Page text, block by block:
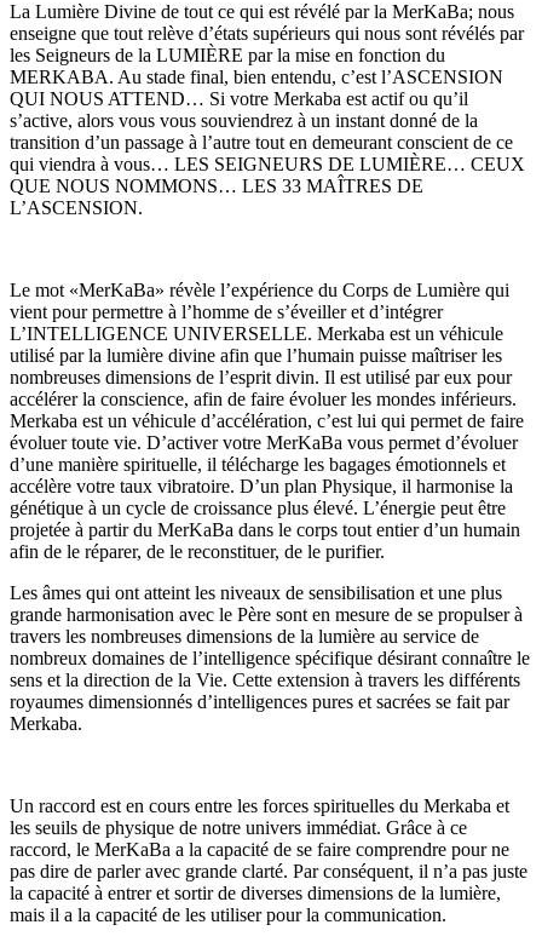
La Lumière Divine de tout ce qui est révélé par la MerKaBa; nous
enseigne que tout relève d’états supérieurs qui nous sont révélés par
les Seigneurs de la LUMIÈRE par la mise en fonction du
MERKABA. Au stade final, bien entendu, c’est l’ASCENSION
QUI NOUS ATTEND… Si votre Merkaba est actif ou qu’il
s’active, alors vous vous souviendrez à un instant donné de la
transition d’un passage à l’autre tout en demeurant conscient de ce
qui viendra à vous… LES SEIGNEURS DE LUMIÈRE… CEUX
QUE NOUS NOMMONS… LES 33 MAÎTRES DE
L’ASCENSION.
Le mot «MerKaBa» révèle l’expérience du Corps de Lumière qui
vient pour permettre à l’homme de s’éveiller et d’intégrer
L’INTELLIGENCE UNIVERSELLE. Merkaba est un véhicule
utilisé par la lumière divine afin que l’humain puisse maîtriser les
nombreuses dimensions de l’esprit divin. Il est utilisé par eux pour
accélérer la conscience, afin de faire évoluer les mondes inférieurs.
Merkaba est un véhicule d’accélération, c’est lui qui permet de faire
évoluer toute vie. D’activer votre MerKaBa vous permet d’évoluer
d’une manière spirituelle, il télécharge les bagages émotionnels et
accélère votre taux vibratoire. D’un plan Physique, il harmonise la
génétique à un cycle de croissance plus élevé. L’énergie peut être
projetée à partir du MerKaBa dans le corps tout entier d’un humain
afin de le réparer, de le reconstituer, de le purifier.
Les âmes qui ont atteint les niveaux de sensibilisation et une plus
grande harmonisation avec le Père sont en mesure de se propulser à
travers les nombreuses dimensions de la lumière au service de
nombreux domaines de l’intelligence spécifique désirant connaître le
sens et la direction de la Vie. Cette extension à travers les différents
royaumes dimensionnés d’intelligences pures et sacrées se fait par
Merkaba.
Un raccord est en cours entre les forces spirituelles du Merkaba et
les seuils de physique de notre univers immédiat. Grâce à ce
raccord, le MerKaBa a la capacité de se faire comprendre pour ne
pas dire de parler avec grande clarté. Par conséquent, il n’a pas juste
la capacité à entrer et sortir de diverses dimensions de la lumière,
mais il a la capacité de les utiliser pour la communication.